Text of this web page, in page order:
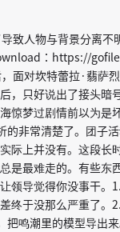
致人物与背景分离不
：https://
面对坎特蕾拉·翡萨
，只好说出了接头暗
惊梦过剧情前以为
非常清楚了。团子
际上并没有。这段长
是最难走的。有些东
领导觉得你没事干
终于没那么严重了
鸣潮里的模型导出